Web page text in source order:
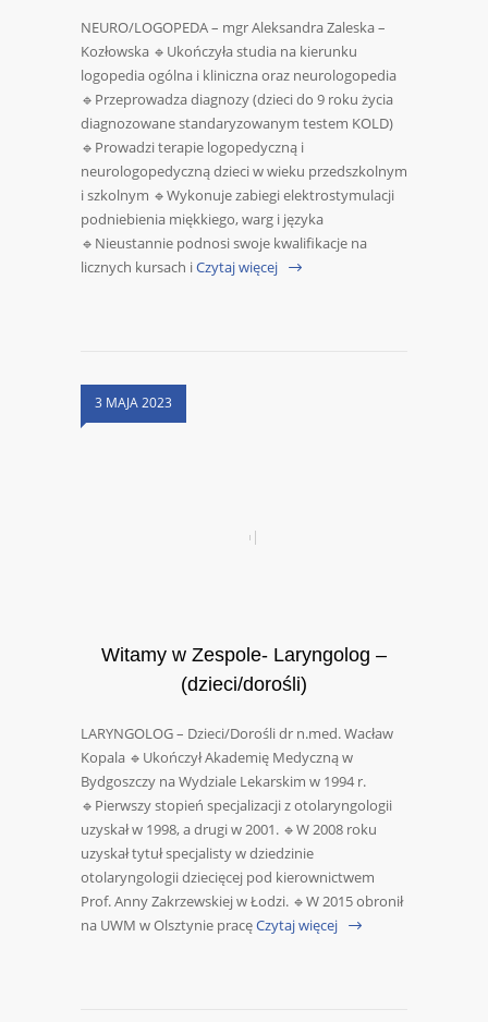
NEURO/LOGOPEDA – mgr Aleksandra Zaleska –
Kozłowska 🔹Ukończyła studia na kierunku
logopedia ogólna i kliniczna oraz neurologopedia
🔹Przeprowadza diagnozy (dzieci do 9 roku życia
diagnozowane standaryzowanym testem KOLD)
🔹Prowadzi terapie logopedyczną i
neurologopedyczną dzieci w wieku przedszkolnym
i szkolnym 🔹Wykonuje zabiegi elektrostymulacji
podniebienia miękkiego, warg i języka
🔹Nieustannie podnosi swoje kwalifikacje na
licznych kursach iCzytaj więcej
3 MAJA 2023
Witamy w Zespole- Laryngolog –
(dzieci/dorośli)
LARYNGOLOG – Dzieci/Dorośli dr n.med. Wacław
Kopala 🔹Ukończył Akademię Medyczną w
Bydgoszczy na Wydziale Lekarskim w 1994 r.
🔹Pierwszy stopień specjalizacji z otolaryngologii
uzyskał w 1998, a drugi w 2001. 🔹W 2008 roku
uzyskał tytuł specjalisty w dziedzinie
otolaryngologii dziecięcej pod kierownictwem
Prof. Anny Zakrzewskiej w Łodzi. 🔹W 2015 obronił
na UWM w Olsztynie pracęCzytaj więcej